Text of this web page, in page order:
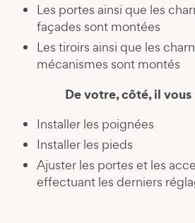
Les portes ainsi que les
façades sont montées
Les tiroirs ainsi que les
mécanismes sont montés
De votre, côté, il vous
Installer les poignées
Installer les pieds
Ajuster les portes et les
effectuant les derniers